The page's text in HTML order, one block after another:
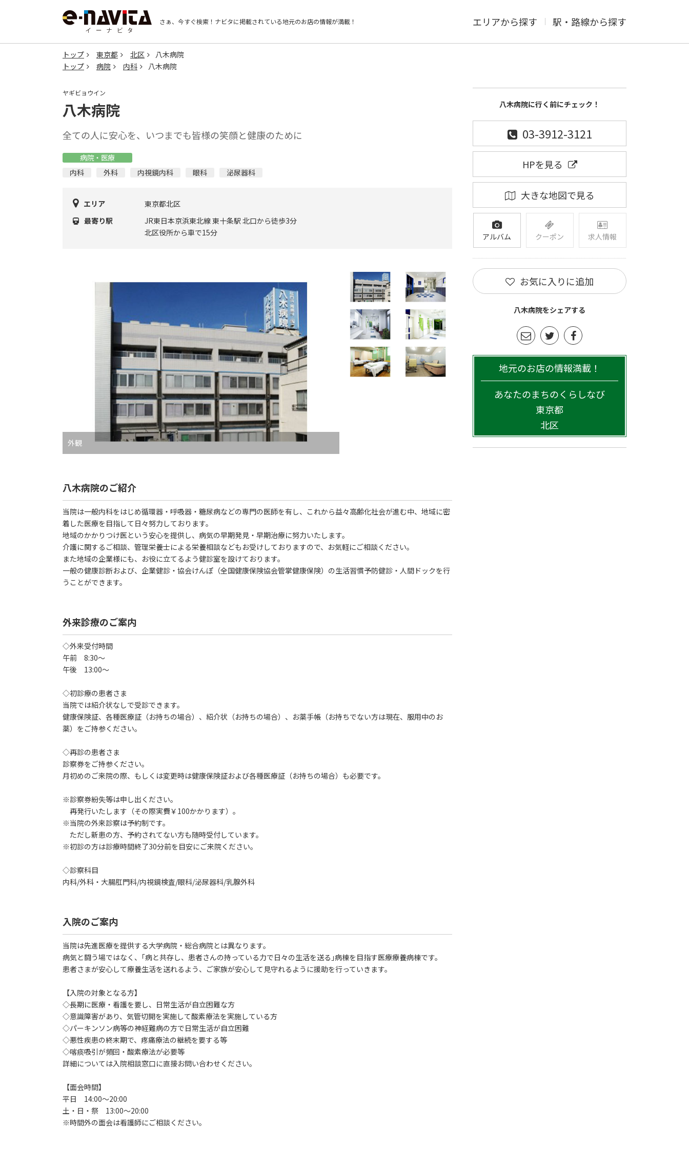
さぁ、今すぐ検索！ ナビタに掲載されている地元のお店の情報が満載！ エリアから探す 駅・路線から探す
トップ 東京都 北区
八木病院
トップ
病院 内科 八木病院
ヤギビョウイン
八木病院
全ての人に安心を、いつまでも皆様の笑顔と健康のために
病院・医療
内科
外科 内視鏡内科 眼科 泌尿器科
エリア
東京都北区
最寄り駅
JR東日本京浜東北線 東十条駅 北口から徒歩3分
北区役所から車で15分
外観
八木病院のご紹介
当院は一般内科をはじめ循環器・呼吸器・糖尿病などの専門の医師を有し、これから益々高齢化社会が進む中、地域に密
着した医療を目指して日々努力しております。
地域のかかりつけ医という安心を提供し、病気の早期発見・早期治療に努力いたします。
介護に関するご相談、管理栄養士による栄養相談などもお受けしておりますので、お気軽にご相談ください。
また地域の企業様にも、お役に立てるよう健診室を設けております。
一般の健康診断および、企業健診・協会けんぽ（全国健康保険協会管掌健康保険）の生活習慣予防健診・人間ドックを行
うことができます。
外来診療のご案内
◇外来受付時間
午前 8:30～
午後 13:00～
◇初診療の患者さま
当院では紹介状なしで受診できます。
健康保険証、各種医療証（お持ちの場合）、紹介状（お持ちの場合）、お薬手帳（お持ちでない方は現在、服用中のお
薬）をご持参ください。
◇再診の患者さま
診察券をご持参ください。
月初めのご来院の際、もしくは変更時は健康保険証および各種医療証（お持ちの場合）も必要です。
※診察券紛失等は申し出ください。
再発行いたします（その際実費￥100かかります）。
※当院の外来診察は予約制です。
ただし新患の方、予約されてない方も随時受付しています。
※初診の方は診療時間終了30分前を目安にご来院ください。
◇診察科目
内科/外科・大腸肛門科/内視鏡検査/眼科/泌尿器科/乳腺外科
入院のご案内
当院は先進医療を提供する大学病院・総合病院とは異なります。
病気と闘う場ではなく、｢病と共存し、患者さんの持っている力で日々の生活を送る｣病棟を目指す医療療養病棟です。
患者さまが安心して療養生活を送れるよう、ご家族が安心して見守れるように援助を行っていきます。
【入院の対象となる方】
◇長期に医療・看護を要し、日常生活が自立困難な方
◇意識障害があり、気管切開を実施して酸素療法を実施している方
◇パーキンソン病等の神経難病の方で日常生活が自立困難
◇悪性疾患の終末期で、疼痛療法の継続を要する等
◇喀痰吸引が頻回・酸素療法が必要等
詳細については入院相談窓口に直接お問い合わせください。
【面会時間】
平日 14:00～20:00
土・日・祭 13:00～20:00
※時間外の面会は看護師にご相談ください。
八木病院に行く前にチェック！
03-3912-3121
HPを見る
大きな地図で見る
アルバム クーポン 求人情報
お気に入りに追加
八木病院をシェアする
地元のお店の情報満載！
あなたのまちのくらしなび
東京都
北区